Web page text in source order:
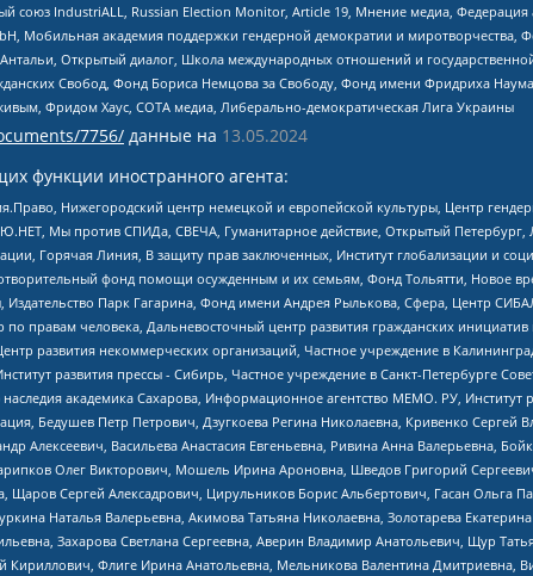
союз IndustriALL, Russian Election Monitor, Article 19, Мнение медиа,
Мобильная академия поддержки гендерной демократии и
Открытый диалог, Школа международных отношений и
Свобод, Фонд Бориса Немцова за Свободу, Фонд имени Фридриха
Фридом Хаус, СОТА медиа, Либерально-демократическая Лига Украины
7756/ данные на 13.05.2024
функции иностранного агента:
Нижегородский центр немецкой и европейской культуры, Центр
Мы против СПИДа, СВЕЧА, Гуманитарное действие, Открытый Петербург,
Горячая Линия, В защиту прав заключенных, Институт глобализации и
фонд помощи осужденным и их семьям, Фонд Тольятти, Новое
Парк Гагарина, Фонд имени Андрея Рылькова, Сфера, Центр
по правам человека, Дальневосточный центр развития гражданских
развития некоммерческих организаций, Частное учреждение в
развития прессы - Сибирь, Частное учреждение в Санкт-Петербурге
академика Сахарова, Информационное агентство МЕМО. РУ,
Бедушев Петр Петрович, Дзугкоева Регина Николаевна, Кривенко
Алексеевич, Васильева Анастасия Евгеньевна, Ривина Анна Валерьевна,
Олег Викторович, Мошель Ирина Ароновна, Шведов Григорий
Щаров Сергей Алексадрович, Цирульников Борис Альбертович, Гасан
Наталья Валерьевна, Акимова Татьяна Николаевна, Золотарева
Захарова Светлана Сергеевна, Аверин Владимир Анатольевич, Щур
Кириллович, Флиге Ирина Анатольевна, Мельникова Валентина Дмитриевна,